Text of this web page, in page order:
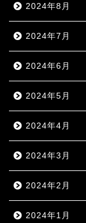
2024年8月
2024年7月
2024年6月
2024年5月
2024年4月
2024年3月
2024年2月
2024年1月